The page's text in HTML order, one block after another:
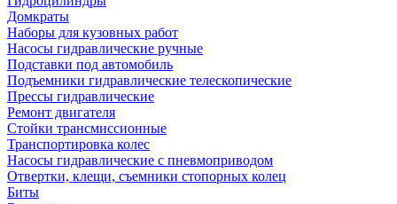
Домкраты
Наборы для кузовных работ
Насосы гидравлические ручные
Подставки под автомобиль
Подъемники гидравлические телескопические
Прессы гидравлические
Ремонт двигателя
Стойки трансмиссионные
Транспортировка колес
Насосы гидравлические с пневмоприводом
Отвертки, клещи, съемники стопорных колец
Биты